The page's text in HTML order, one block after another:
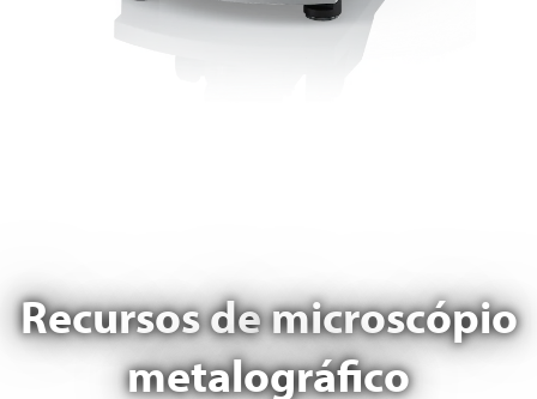
Recursos demicroscópio
metalográfico